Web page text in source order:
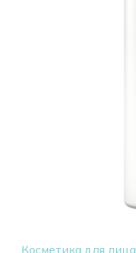
Косметика для лица